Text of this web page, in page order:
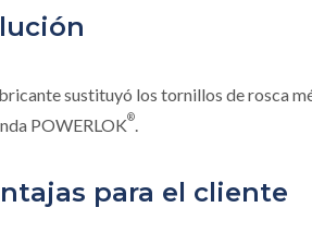
sustituyó los tornillos de rosca
POWERLOK®.
para el cliente